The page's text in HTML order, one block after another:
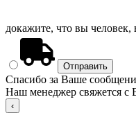
докажите, что вы человек,
Спасибо за Ваше
Наш менеджер свяжется с